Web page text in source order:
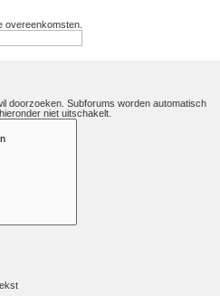
overeenkomsten.
doorzoeken. Subforums worden automatisch
niet uitschakelt.